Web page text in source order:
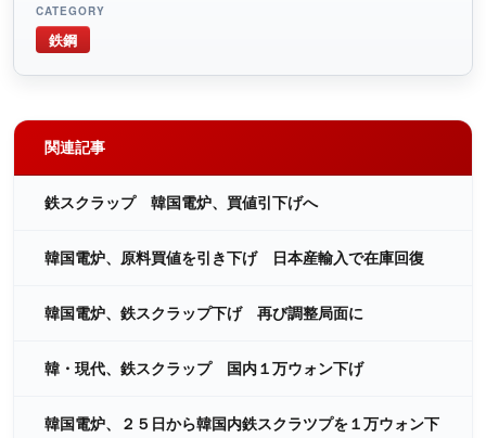
CATEGORY
鉄鋼
関連記事
鉄スクラップ 韓国電炉、買値引下げへ
韓国電炉、原料買値を引き下げ 日本産輸入で在庫回復
韓国電炉、鉄スクラップ下げ 再び調整局面に
韓・現代、鉄スクラップ 国内１万ウォン下げ
韓国電炉、２５日から韓国内鉄スクラツプを１万ウォン下